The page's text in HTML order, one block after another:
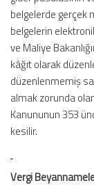
belgelerde gerçek
belgelerin
ve Maliye
kâğıt olarak
düzenlenmemiş
almak zorunda
Kanununun 353
kesilir.
Vergi